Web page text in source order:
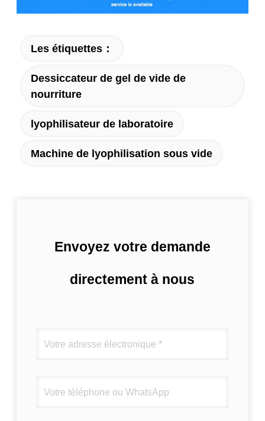
Les étiquettes：
Dessiccateur de gel de vide de
nourriture
lyophilisateur de laboratoire
Machine de lyophilisation sous vide
Envoyez votre demande
directement à nous